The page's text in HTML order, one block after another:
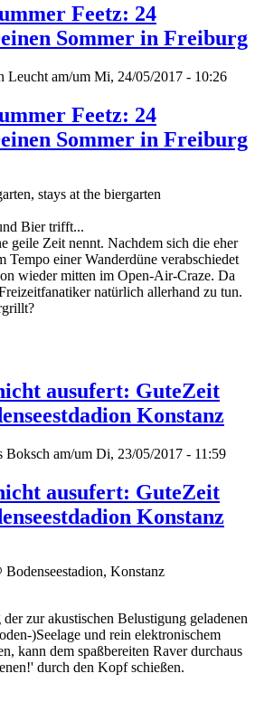
Feetz: 24
Sommer in Freiburg
Leucht am/um Mi, 24/05/2017 - 10:26
Feetz: 24
Sommer in Freiburg
stays at the biergarten
Bier trifft...
geile Zeit nennt. Nachdem sich die eher
Tempo einer Wanderdüne verabschiedet
wieder mitten im Open-Air-Craze. Da
natürlich allerhand zu tun.
ausufert: GuteZeit
Konstanz
Boksch am/um Di, 23/05/2017 - 11:59
ausufert: GuteZeit
Konstanz
Konstanz
zur akustischen Belustigung geladenen
)Seelage und rein elektronischem
kann dem spaßbereiten Raver durchaus
durch den Kopf schießen.